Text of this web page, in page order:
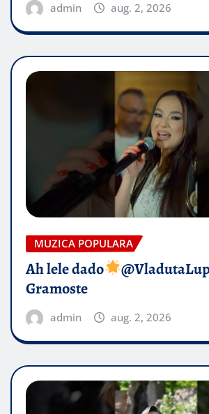
admin aug. 2, 2026
MUZICA POPULARA
Ah lele dado​
Gramoste
admin aug. 2, 2026